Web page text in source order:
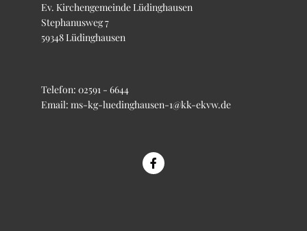
Ev. Kirchengemeinde Lüdinghausen
Stephanusweg 7
59348 Lüdinghausen
Telefon: 02591 - 6644
Email: ms-kg-luedinghausen-1@kk-ekvw.de